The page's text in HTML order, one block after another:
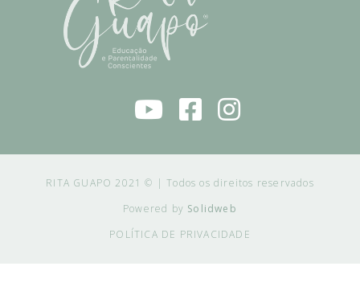
RITA GUAPO 2021 © | Todos os direitos reservados
Powered by Solidweb
POLÍTICA DE PRIVACIDADE